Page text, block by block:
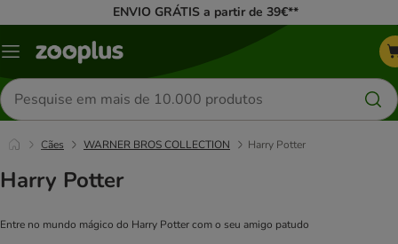
ENVIO GRÁTIS a partir de 39€**
Menu
Pesquisar
produtos
Cães WARNER BROS COLLECTION Harry Potter
Harry Potter
Entre no mundo mágico do Harry Potter com o seu amigo patudo